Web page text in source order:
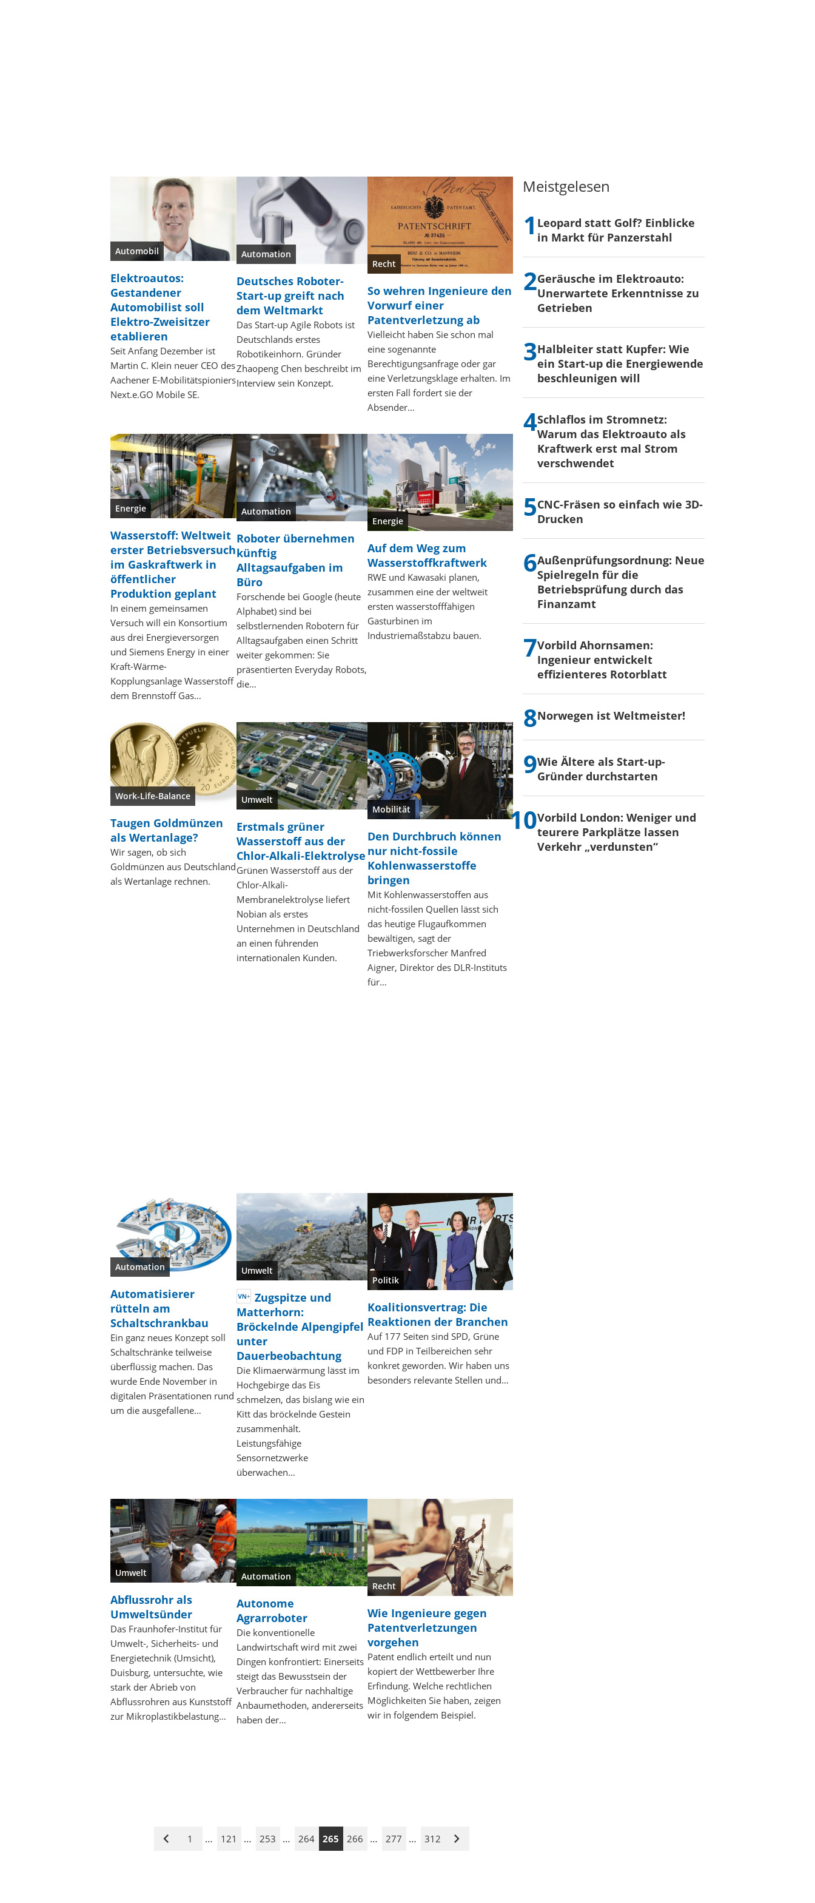
Automobil
Elektroautos:
Gestandener
Automobilist soll
Elektro-Zweisitzer
etablieren
Seit Anfang Dezember ist
Martin C. Klein neuer CEO des
Aachener E-Mobilitätspioniers
Next.e.GO Mobile SE.
Automation
Deutsches Roboter-
Start-up greift nach
dem Weltmarkt
Das Start-up Agile Robots ist
Deutschlands erstes
Robotikeinhorn. Gründer
Zhaopeng Chen beschreibt im
Interview sein Konzept.
Recht
So wehren Ingenieure den
Vorwurf einer
Patentverletzung ab
Vielleicht haben Sie schon mal
eine sogenannte
Berechtigungsanfrage oder gar
eine Verletzungsklage erhalten. Im
ersten Fall fordert sie der
Absender…
Energie
Wasserstoff: Weltweit
erster Betriebsversuch
im Gaskraftwerk in
öffentlicher
Produktion geplant
In einem gemeinsamen
Versuch will ein Konsortium
aus drei Energieversorgen
und Siemens Energy in einer
Kraft-Wärme-
Kopplungsanlage Wasserstoff
dem Brennstoff Gas…
Automation
Roboter übernehmen
künftig
Alltagsaufgaben im
Büro
Forschende bei Google (heute
Alphabet) sind bei
selbstlernenden Robotern für
Alltagsaufgaben einen Schritt
weiter gekommen: Sie
präsentierten Everyday Robots,
die…
Energie
Auf dem Weg zum
Wasserstoffkraftwerk
RWE und Kawasaki planen,
zusammen eine der weltweit
ersten wasserstofffähigen
Gasturbinen im
Industriemaßstabzu bauen.
Work-Life-Balance
Taugen Goldmünzen
als Wertanlage?
Wir sagen, ob sich
Goldmünzen aus Deutschland
als Wertanlage rechnen.
Umwelt
Erstmals grüner
Wasserstoff aus der
Chlor-Alkali-Elektrolyse
Grünen Wasserstoff aus der
Chlor-Alkali-
Membranelektrolyse liefert
Nobian als erstes
Unternehmen in Deutschland
an einen führenden
internationalen Kunden.
Mobilität
Den Durchbruch können
nur nicht-fossile
Kohlenwasserstoffe
bringen
Mit Kohlenwasserstoffen aus
nicht-fossilen Quellen lässt sich
das heutige Flugaufkommen
bewältigen, sagt der
Triebwerksforscher Manfred
Aigner, Direktor des DLR-Instituts
für…
Automation
Automatisierer
rütteln am
Schaltschrankbau
Ein ganz neues Konzept soll
Schaltschränke teilweise
überflüssig machen. Das
wurde Ende November in
digitalen Präsentationen rund
um die ausgefallene…
Umwelt
Zugspitze und
Matterhorn:
Bröckelnde Alpengipfel
unter
Dauerbeobachtung
Die Klimaerwärmung lässt im
Hochgebirge das Eis
schmelzen, das bislang wie ein
Kitt das bröckelnde Gestein
zusammenhält.
Leistungsfähige
Sensornetzwerke
überwachen…
Politik
Koalitionsvertrag: Die
Reaktionen der Branchen
Auf 177 Seiten sind SPD, Grüne
und FDP in Teilbereichen sehr
konkret geworden. Wir haben uns
besonders relevante Stellen und…
Umwelt
Abflussrohr als
Umweltsünder
Das Fraunhofer-Institut für
Umwelt-, Sicherheits- und
Energietechnik (Umsicht),
Duisburg, untersuchte, wie
stark der Abrieb von
Abflussrohren aus Kunststoff
zur Mikroplastikbelastung…
Automation
Autonome
Agrarroboter
Die konventionelle
Landwirtschaft wird mit zwei
Dingen konfrontiert: Einerseits
steigt das Bewusstsein der
Verbraucher für nachhaltige
Anbaumethoden, andererseits
haben der…
Recht
Wie Ingenieure gegen
Patentverletzungen
vorgehen
Patent endlich erteilt und nun
kopiert der Wettbewerber Ihre
Erfindung. Welche rechtlichen
Möglichkeiten Sie haben, zeigen
wir in folgendem Beispiel.
Vorige
1 … 121 … 253 … 264 265 266 … 277 … 312
Nächste
Meistgelesen
Leopard statt Golf? Einblicke
in Markt für Panzerstahl
Geräusche im Elektroauto:
Unerwartete Erkenntnisse zu
Getrieben
Halbleiter statt Kupfer: Wie
ein Start-up die Energiewende
beschleunigen will
Schlaflos im Stromnetz:
Warum das Elektroauto als
Kraftwerk erst mal Strom
verschwendet
CNC-Fräsen so einfach wie 3D-
Drucken
Außenprüfungsordnung: Neue
Spielregeln für die
Betriebsprüfung durch das
Finanzamt
Vorbild Ahornsamen:
Ingenieur entwickelt
effizienteres Rotorblatt
Norwegen ist Weltmeister!
Wie Ältere als Start-up-
Gründer durchstarten
Vorbild London: Weniger und
teurere Parkplätze lassen
Verkehr „verdunsten“